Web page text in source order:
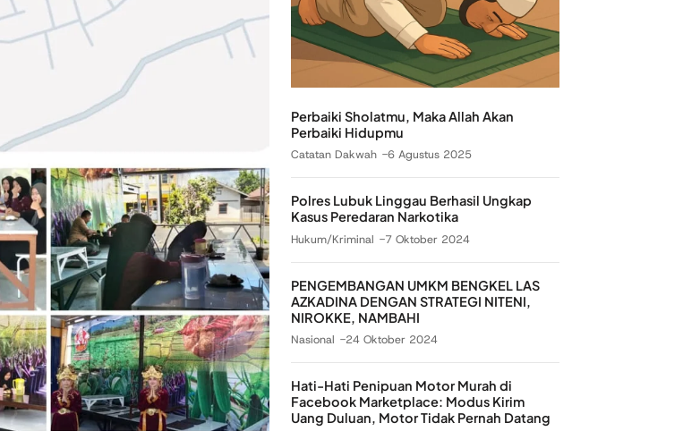
Perbaiki Sholatmu, Maka Allah Akan
Perbaiki Hidupmu
Catatan Dakwah 6 Agustus 2025
Polres Lubuk Linggau Berhasil Ungkap
Kasus Peredaran Narkotika
Hukum/Kriminal 7 Oktober 2024
PENGEMBANGAN UMKM BENGKEL LAS
AZKADINA DENGAN STRATEGI NITENI,
NIROKKE, NAMBAHI
Nasional 24 Oktober 2024
Hati-Hati Penipuan Motor Murah di
Facebook Marketplace: Modus Kirim
Uang Duluan, Motor Tidak Pernah Datang